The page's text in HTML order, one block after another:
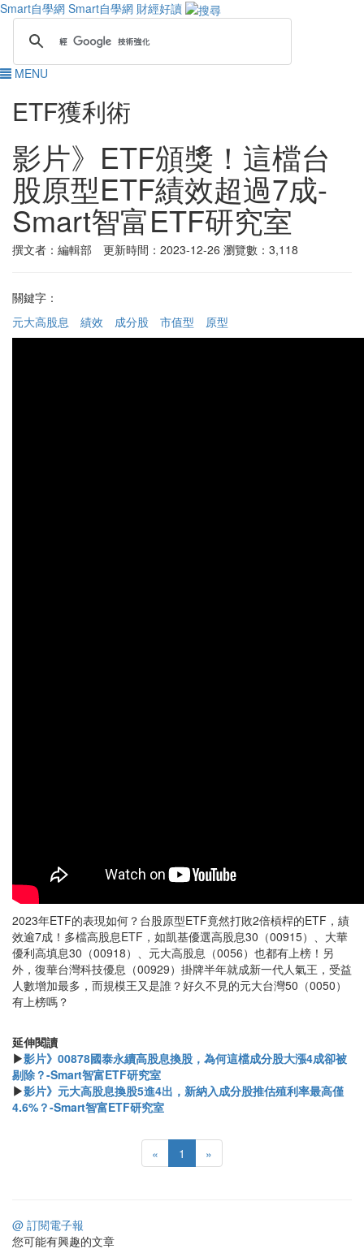
Smart自學網 Smart自學網 財經好讀
MENU
ETF獲利術
影片》ETF頒獎！這檔台
股原型ETF績效超過7成-
Smart智富ETF研究室
撰文者：編輯部 更新時間：2023-12-26 瀏覽數：3,118
關鍵字：
元大高股息
績效 成分股 市值型 原型
2023年ETF的表現如何？台股原型ETF竟然打敗2倍槓桿的ETF，績
效逾7成！多檔高股息ETF，如凱基優選高股息30（00915）、大華
優利高填息30（00918）、元大高股息（0056）也都有上榜！另
外，復華台灣科技優息（00929）掛牌半年就成新一代人氣王，受益
人數增加最多，而規模王又是誰？好久不見的元大台灣50（0050）
有上榜嗎？
延伸閱讀
▶影片》00878國泰永續高股息換股，為何這檔成分股大漲4成卻被
剔除？-Smart智富ETF研究室
▶影片》元大高股息換股5進4出，新納入成分股推估殖利率最高僅
4.6%？-Smart智富ETF研究室
« 1 »
@ 訂閱電子報
您可能有興趣的文章